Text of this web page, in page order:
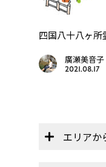
四国八十八ヶ
廣瀬美音子
2021.08.17
エリアか